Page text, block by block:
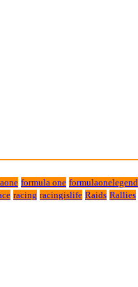
formula one formulaonelegend
racing racingislife Raids Rallies